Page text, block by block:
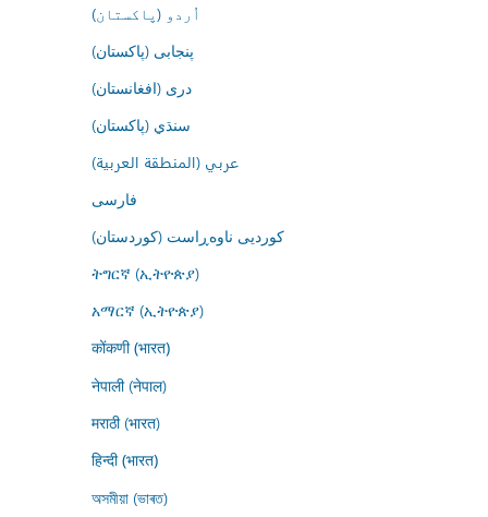
اُردو (پاکستان)
پنجابی (پاکستان)
درى (افغانستان)
سنڌي (پاکستان)
عربي (المنطقة العربية)
فارسى
کوردیی ناوەڕاست (کوردستان)
ትግርኛ (ኢትዮጵያ)
አማርኛ (ኢትዮጵያ)
कोंकणी (भारत)
नेपाली (नेपाल)
मराठी (भारत)
हिन्दी (भारत)
অসমীয়া (ভাৰত)